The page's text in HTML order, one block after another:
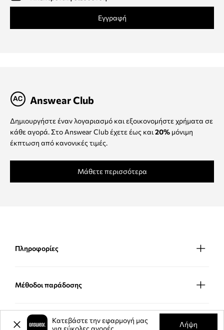
Εγγραφή
Answear Club
Δημιουργήστε έναν λογαριασμό και εξοικονομήστε χρήματα σε
κάθε αγορά. Στο Answear Club έχετε έως και 20% μόνιμη
έκπτωση από κανονικές τιμές.
Μάθετε περισσότερα
Πληροφορίες
Μέθοδοι παράδοσης
Μέθοδοι πληρωμήςΚατεβάστε την εφαρμογή μας
για εύκολες αγορές
Λήψη